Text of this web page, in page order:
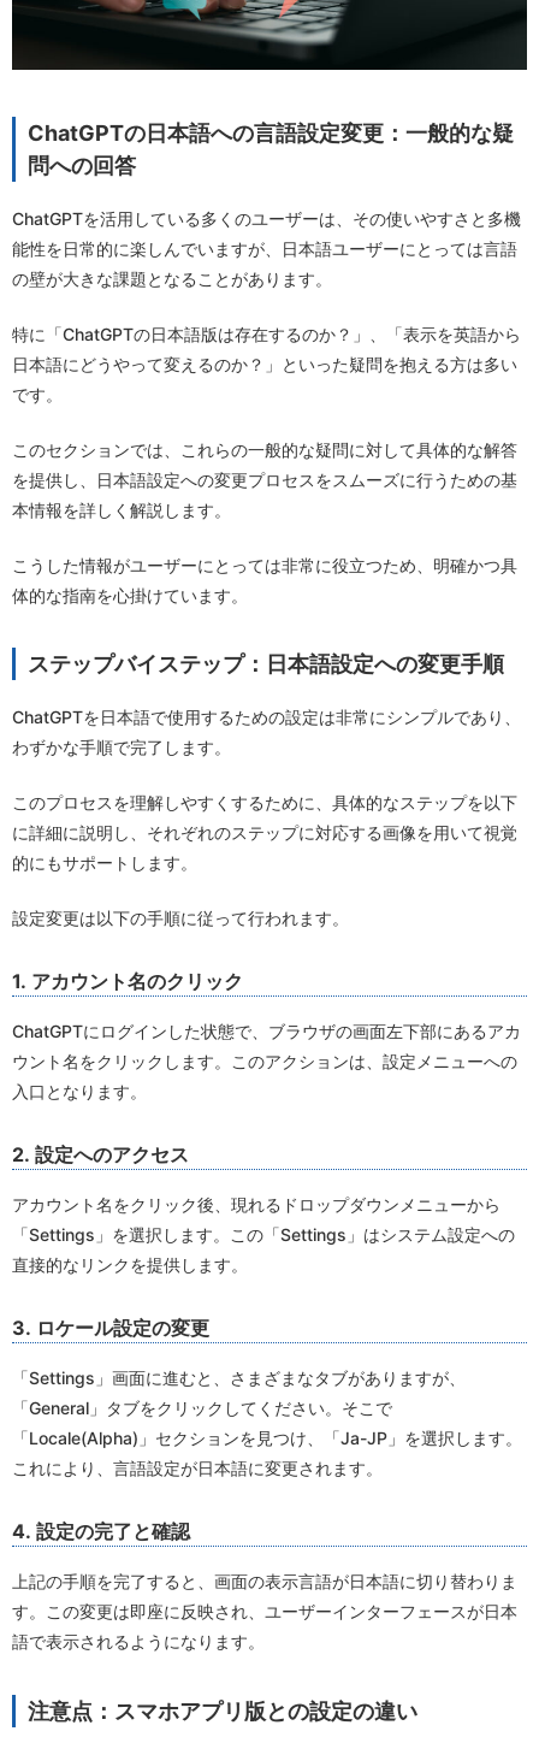
ChatGPTの日本語への言語設定変更：一般的な疑
問への回答
ChatGPTを活用している多くのユーザーは、その使いやすさと多機
能性を日常的に楽しんでいますが、日本語ユーザーにとっては言語
の壁が大きな課題となることがあります。
特に「ChatGPTの日本語版は存在するのか？」、「表示を英語から
日本語にどうやって変えるのか？」といった疑問を抱える方は多い
です。
このセクションでは、これらの一般的な疑問に対して具体的な解答
を提供し、日本語設定への変更プロセスをスムーズに行うための基
本情報を詳しく解説します。
こうした情報がユーザーにとっては非常に役立つため、明確かつ具
体的な指南を心掛けています。
ステップバイステップ：日本語設定への変更手順
ChatGPTを日本語で使用するための設定は非常にシンプルであり、
わずかな手順で完了します。
このプロセスを理解しやすくするために、具体的なステップを以下
に詳細に説明し、それぞれのステップに対応する画像を用いて視覚
的にもサポートします。
設定変更は以下の手順に従って行われます。
1. アカウント名のクリック
ChatGPTにログインした状態で、ブラウザの画面左下部にあるアカ
ウント名をクリックします。このアクションは、設定メニューへの
入口となります。
2. 設定へのアクセス
アカウント名をクリック後、現れるドロップダウンメニューから
「Settings」を選択します。この「Settings」はシステム設定への
直接的なリンクを提供します。
3. ロケール設定の変更
「Settings」画面に進むと、さまざまなタブがありますが、
「General」タブをクリックしてください。そこで
「Locale(Alpha)」セクションを見つけ、「Ja-JP」を選択します。
これにより、言語設定が日本語に変更されます。
4. 設定の完了と確認
上記の手順を完了すると、画面の表示言語が日本語に切り替わりま
す。この変更は即座に反映され、ユーザーインターフェースが日本
語で表示されるようになります。
注意点：スマホアプリ版との設定の違い